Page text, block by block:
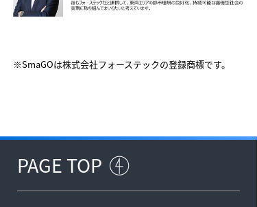
※SmaGOは株式会社フォーステックの登録商標です。
PAGE TOP